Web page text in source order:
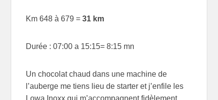
Km 648 à 679 =31 km
Durée : 07:00 a 15:15= 8:15 mn
Un chocolat chaud dans une machine de
l’auberge me tiens lieu de starter et j’enfile les
Lowa Inoxx qui m’accompagnent fidèlement